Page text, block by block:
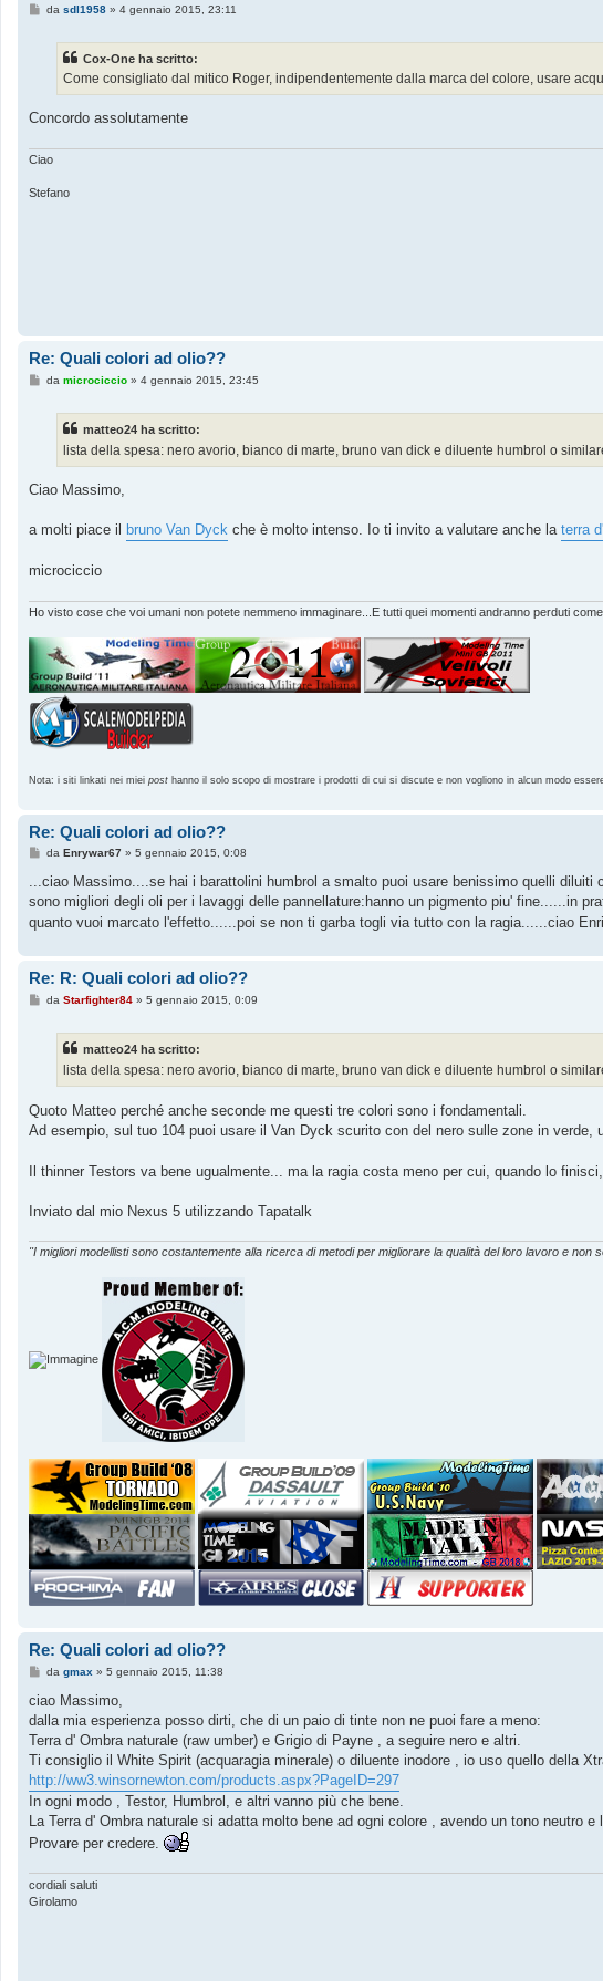
M
o
da sdl1958» 4 gennaio 2015, 23:11
Cox-One ha scritto:
Come consigliato dal mitico Roger, indipendentemente dalla marca del colore, usare
Concordo assolutamente
Ciao
Stefano
Re: Quali colori ad olio??
M
o
da microciccio» 4 gennaio 2015, 23:45
matteo24 ha scritto:
lista della spesa: nero avorio, bianco di marte, bruno van dick e diluente humbrol o
Ciao Massimo,
a molti piace il bruno Van Dyck che è molto intenso. Io ti invito a valutare anche la terra
microciccio
Ho visto cose che voi umani non potete nemmeno immaginare...E tutti quei momenti andranno perduti come
Nota: i siti linkati nei miei post hanno il solo scopo di mostrare i prodotti di cui si discute e non vogliono in alcun modo
Re: Quali colori ad olio??
M
s
a
g
o
da Enrywar67» 5 gennaio 2015, 0:08
...ciao Massimo....se hai i barattolini humbrol a smalto puoi usare benissimo quelli
sono migliori degli oli per i lavaggi delle pannellature:hanno un pigmento piu' fine......in
quanto vuoi marcato l'effetto......poi se non ti garba togli via tutto con la ragia......ciao
Re: R: Quali colori ad olio??
Mda Starfighter84» 5 gennaio 2015, 0:09
matteo24 ha scritto:
lista della spesa: nero avorio, bianco di marte, bruno van dick e diluente humbrol o
Quoto Matteo perché anche seconde me questi tre colori sono i fondamentali.
Ad esempio, sul tuo 104 puoi usare il Van Dyck scurito con del nero sulle zone in
Il thinner Testors va bene ugualmente... ma la ragia costa meno per cui, quando lo
Inviato dal mio Nexus 5 utilizzando Tapatalk
"I migliori modellisti sono costantemente alla ricerca di metodi per migliorare la qualità del loro lavoro e non
Re: Quali colori ad olio??
M
s
a
g
o
da gmax » 5 gennaio 2015, 11:38
ciao Massimo,
dalla mia esperienza posso dirti, che di un paio di tinte non ne puoi fare a meno:
Terra d' Ombra naturale (raw umber) e Grigio di Payne , a seguire nero e altri.
Ti consiglio il White Spirit (acquaragia minerale) o diluente inodore , io uso quello della
http://ww3.winsornewton.com/products.aspx?PageID=297
In ogni modo , Testor, Humbrol, e altri vanno più che bene.
La Terra d' Ombra naturale si adatta molto bene ad ogni colore , avendo un tono neutro
Provare per credere.
cordiali saluti
Girolamo